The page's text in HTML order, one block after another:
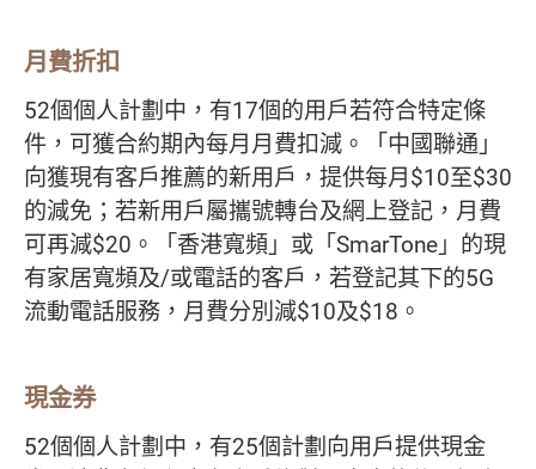
月費折扣
52個個人計劃中，有17個的用戶若符合特定條
件，可獲合約期內每月月費扣減。「中國聯通」
向獲現有客戶推薦的新用戶，提供每月$10至$30
的減免；若新用戶屬攜號轉台及網上登記，月費
可再減$20。「香港寬頻」或「SmarTone」的現
有家居寬頻及/或電話的客戶，若登記其下的5G
流動電話服務，月費分別減$10及$18。
現金券
52個個人計劃中，有25個計劃向用戶提供現金